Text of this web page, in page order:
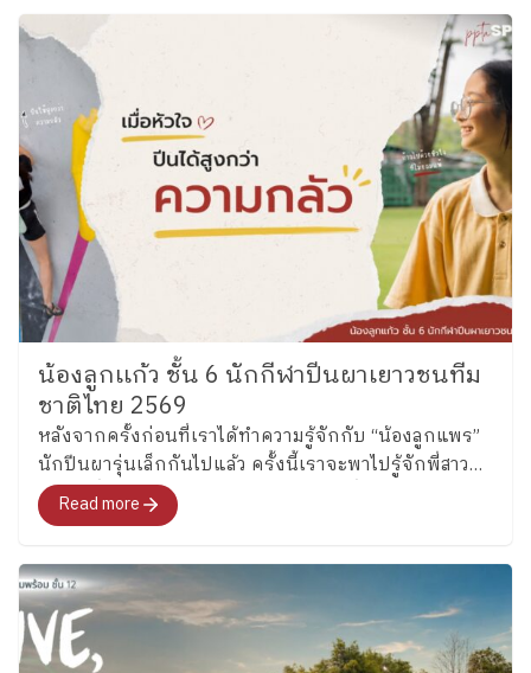
น้องลูกเเก้ว ชั้น 6 นักกีฬาปีนผาเยาวชนทีม
ชาติไทย 2569
หลังจากครั้งก่อนที่เราได้ทำความรู้จักกับ “น้องลูกแพร”
นักปีนผารุ่นเล็กกันไปแล้ว ครั้งนี้เราจะพาไปรู้จักพี่สาว
คนโต ซึ่งล่าสุดได้รับการคัดเลือกเป็นหนึ่งในนักกีฬาปีน
ผาเยาวชนทีมชาติไทย รุ่นอายุไม่เกิน 13 ปี ประเภท
เรือนงาม นักเรียนชั้น 6 โรงเรียนเพลินพัฒนา
Read more